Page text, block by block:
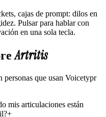
cajas de prompt: dilos en
Pulsar para hablar con
en una sola tecla.
Artritis
personas que usan Voicetypr
mis articulaciones están
+